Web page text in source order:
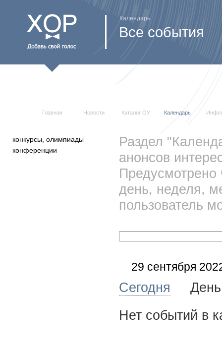
Главная Новости Каталог ОУ Календарь
Все события
Календарь
конкурсы, олимпиады
конференции
Раздел
анонсов
день, неделя,
пользователь
29 сентября
Сегодня
Нет событий в